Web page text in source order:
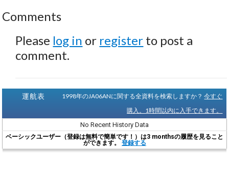
Comments
Please log in or register to post a
comment.
運航表 1998年のJA06ANに関する全資料を検索しますか？今すぐ
購入。1時間以内に入手できます。
No Recent History Data
ベーシックユーザー（登録は無料で簡単です！）は3 monthsの履歴を見ること
ができます。 登録する